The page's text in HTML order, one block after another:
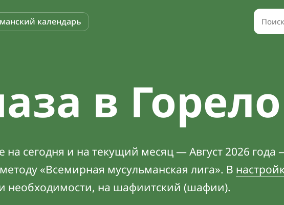
календарь
в
сегодня и на текущий месяц — Август 2026 года
«Всемирная мусульманская лига». В
необходимости, на шафиитский (шафии).